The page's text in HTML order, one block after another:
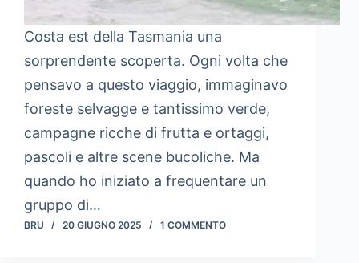
Costa est della Tasmania una
sorprendente scoperta. Ogni volta che
pensavo a questo viaggio, immaginavo
foreste selvagge e tantissimo verde,
campagne ricche di frutta e ortaggi,
pascoli e altre scene bucoliche. Ma
quando ho iniziato a frequentare un
gruppo di…
BRU 20 GIUGNO 2025 1 COMMENTO